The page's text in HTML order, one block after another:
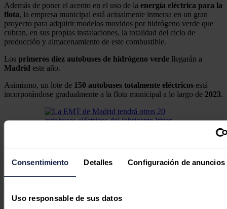
Consentimiento Detalles Configuración de anuncios
Uso responsable de sus datos
Además de poner el acento en el uso de la energía eléctrica para la
flota, la empresa municipal está actualmente inmersa en un gran
proyecto para adquirir modelos movidos por hidrógeno verde que
cubran, en sus propias instalaciones, la totalidad del ciclo de
producción y almacenamiento de este combustible.
Los primeros diez autobuses de hidrógeno verde llegarán a
Madrid este año.
Asimismo, un lote de 150 autobuses totalmente eléctricos está
incorporándose gradualmente a la flota municipal a lo largo de 2023.
En esta misma línea, la EMT ha adjudicado recientemente un